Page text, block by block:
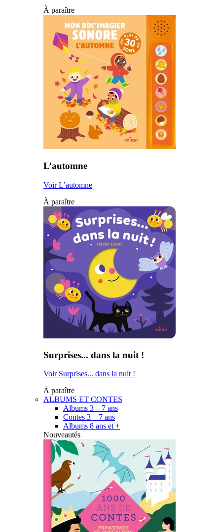
À paraître
L’automne
Voir L’automne
À paraître
Surprises... dans la nuit !
Voir Surprises... dans la nuit !
À paraître
ALBUMS ET CONTES
Albums 3 – 7 ans
Contes 3 – 7 ans
Albums 8 ans et +
Nouveautés